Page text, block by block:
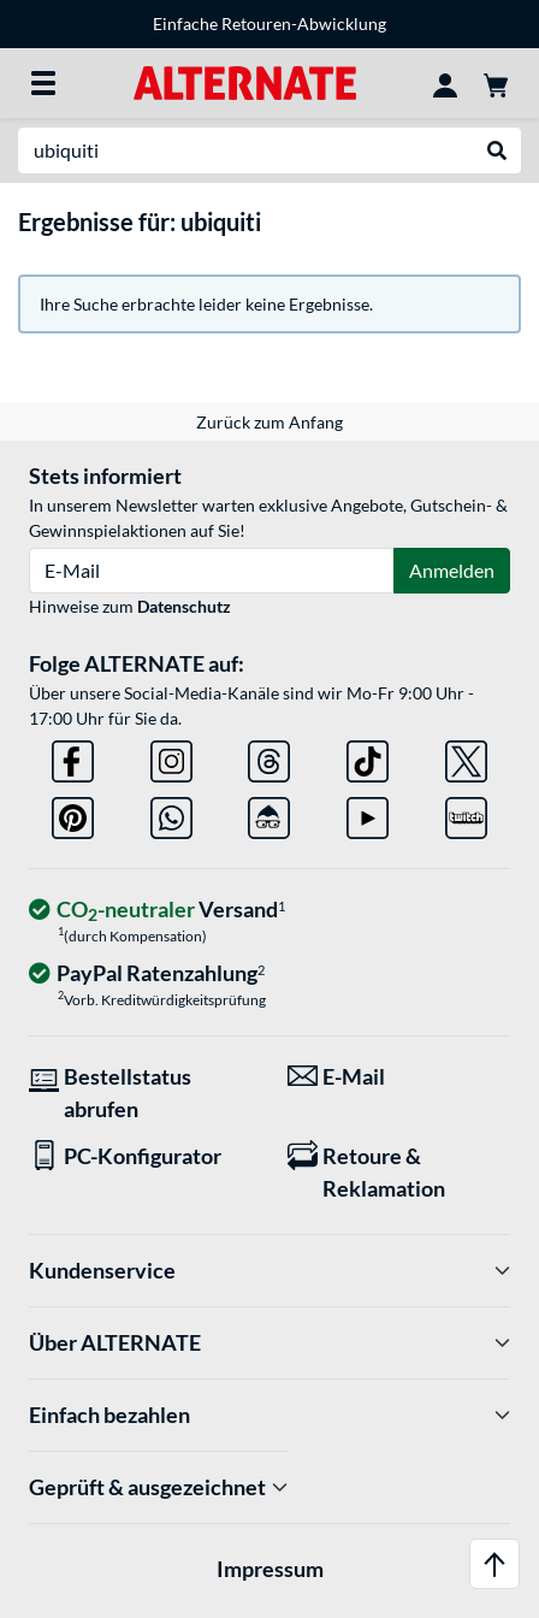
Einfache Retouren-Abwicklung
Ergebnisse für: ubiquiti
Ihre Suche erbrachte leider keine Ergebnisse.
Zurück zum Anfang
Stets informiert
In unserem Newsletter warten exklusive Angebote, Gutschein- &
Gewinnspielaktionen auf Sie!
Anmelden
Hinweise zum Datenschutz
Folge ALTERNATE auf:
Über unsere Social-Media-Kanäle sind wir Mo-Fr 9:00 Uhr -
17:00 Uhr für Sie da.
CO2-neutralerVersand1
1(durch Kompensation)
PayPal Ratenzahlung2
2Vorb. Kreditwürdigkeitsprüfung
Bestellstatus
abrufen
E-Mail
PC-Konfigurator
Retoure &
Reklamation
Kundenservice
Über ALTERNATE
Einfach bezahlen
Geprüft & ausgezeichnet
Impressum